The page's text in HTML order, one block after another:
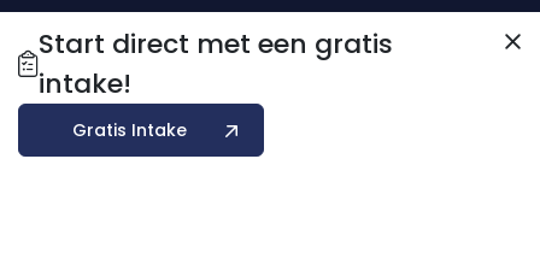
Start direct met een gratis
intake!
Gratis Intake